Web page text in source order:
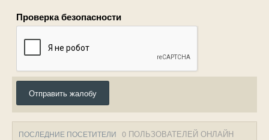
Проверка безопасности
Отправить жалобу
ПОСЛЕДНИЕ ПОСЕТИТЕЛИ 0 ПОЛЬЗОВАТЕЛЕЙ ОНЛАЙН